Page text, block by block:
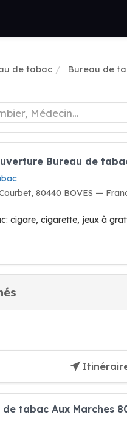
de tabac Bureau de
Bureau de
80440 BOVES —
cigare, cigarette, jeux à
tabac Aux Marches